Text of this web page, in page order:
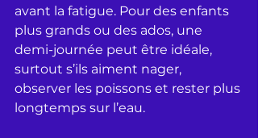
avant la fatigue. Pour des enfants
plus grands ou des ados, une
demi-journée peut être idéale,
surtout s’ils aiment nager,
observer les poissons et rester plus
longtemps sur l’eau.